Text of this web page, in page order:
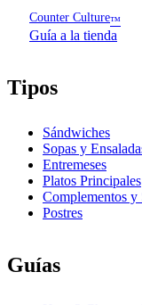
Counter Culture™
Guía a la tienda
Tipos
Sándwiches
Sopas y
Entremeses
Platos Principales
Complementos y
Postres
Guías